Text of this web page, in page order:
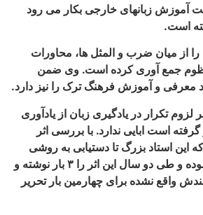
خارجی بکار می رود
المثل ها، محاورات
کرده است. وی ضمن
ترک را نیز دارد.
زبان از یادآوری
ندارد. با بررسی اثر
تا دستیابی به روشی
مذکور تلاش فراوانی نموده و طی دو سال این اثر را ۳ بار نوشته و
چهارمین بار تحریر